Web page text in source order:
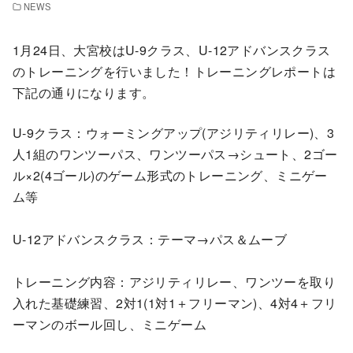
NEWS
1月24日、大宮校はU-9クラス、U-12アドバンスクラス
のトレーニングを行いました！トレーニングレポートは
下記の通りになります。
U-9クラス：ウォーミングアップ(アジリティリレー)、3
人1組のワンツーパス、ワンツーパス→シュート、2ゴー
ル×2(4ゴール)のゲーム形式のトレーニング、ミニゲー
ム等
U-12アドバンスクラス：テーマ→パス＆ムーブ
トレーニング内容：アジリティリレー、ワンツーを取り
入れた基礎練習、2対1(1対1＋フリーマン)、4対4＋フリ
ーマンのボール回し、ミニゲーム